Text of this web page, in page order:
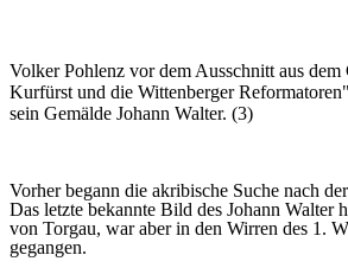
Volker Pohlenz vor dem Ausschnitt aus
Kurfürst und die Wittenberger
sein Gemälde Johann Walter. (3)
Vorher begann die akribische Suche nach
Das letzte bekannte Bild des Johann Walter
von Torgau, war aber in den Wirren des 1.
gegangen.